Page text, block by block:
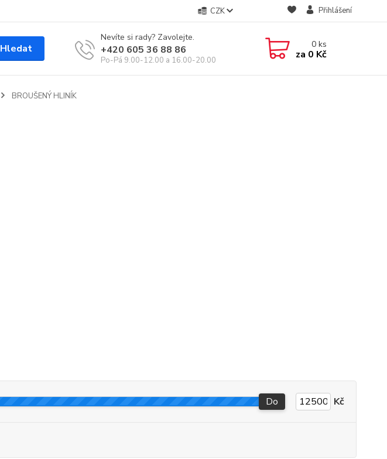
CZK Přihlášení
Hledat
Nevíte si rady? Zavolejte.
+420 605 36 88 86
Po-Pá 9.00-12.00 a 16.00-20.00
0ks
za 0 Kč
BROUŠENÝ HLINÍK
Do Kč